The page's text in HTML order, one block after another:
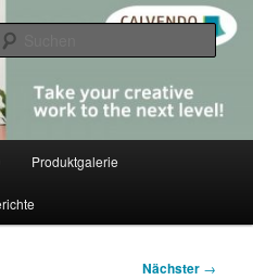
Produktgalerie
Nächster →